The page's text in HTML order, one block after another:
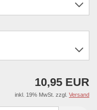
10,95 EUR
inkl. 19% MwSt. zzgl. Versand